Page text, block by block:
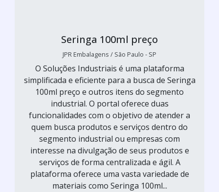
Seringa 100ml preço
JPR Embalagens / São Paulo - SP
O Soluções Industriais é uma plataforma
simplificada e eficiente para a busca de Seringa
100ml preço e outros itens do segmento
industrial. O portal oferece duas
funcionalidades com o objetivo de atender a
quem busca produtos e serviços dentro do
segmento industrial ou empresas com
interesse na divulgação de seus produtos e
serviços de forma centralizada e ágil. A
plataforma oferece uma vasta variedade de
materiais como Seringa 100ml...